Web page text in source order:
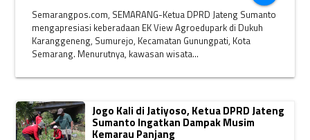
Semarangpos.com, SEMARANG-Ketua DPRD Jateng Sumanto
mengapresiasi keberadaan EK View Agroedupark di Dukuh
Karanggeneng, Sumurejo, Kecamatan Gunungpati, Kota
Semarang. Menurutnya, kawasan wisata...
Jogo Kali di Jatiyoso, Ketua DPRD Jateng
Sumanto Ingatkan Dampak Musim
Kemarau Panjang